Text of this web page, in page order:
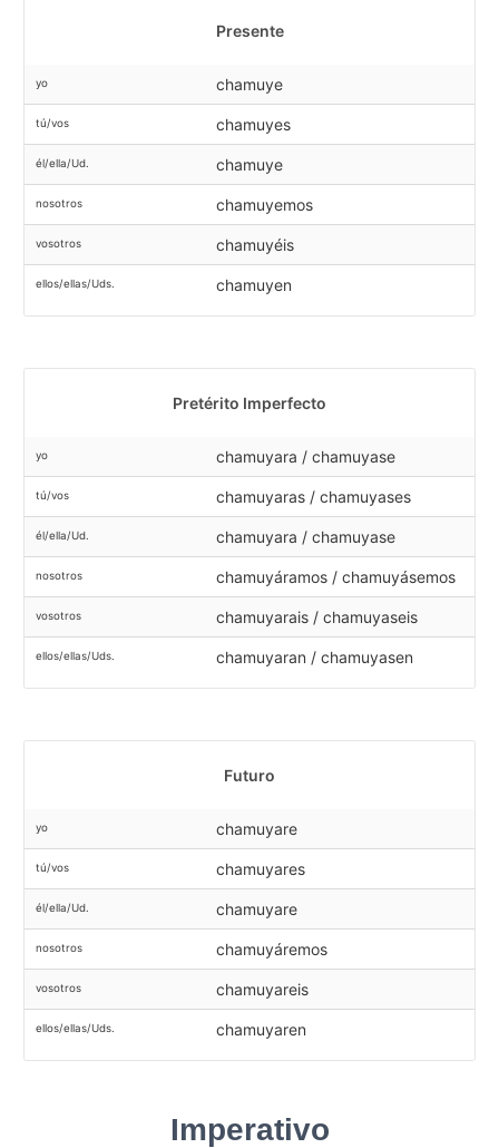
Presente
yo chamuye
tú/vos chamuyes
él/ella/Ud. chamuye
nosotros chamuyemos
vosotros chamuyéis
ellos/ellas/Uds. chamuyen
Pretérito Imperfecto
yo chamuyara / chamuyase
tú/vos chamuyaras / chamuyases
él/ella/Ud. chamuyara / chamuyase
nosotros chamuyáramos / chamuyásemos
vosotros chamuyarais / chamuyaseis
ellos/ellas/Uds. chamuyaran / chamuyasen
Futuro
yo chamuyare
tú/vos chamuyares
él/ella/Ud. chamuyare
nosotros chamuyáremos
vosotros chamuyareis
ellos/ellas/Uds. chamuyaren
Imperativo